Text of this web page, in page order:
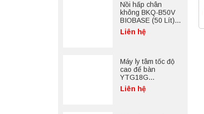
Nồi hấp chân
không BKQ-B50V
BIOBASE (50 Lít) –
Giải pháp tiệt trùng
hiệu quả
Liên hệ
Máy ly tâm tốc độ
cao để bàn
YTG18G
Yonglekang – Thiết
bị ly tâm phòng thí
Liên hệ